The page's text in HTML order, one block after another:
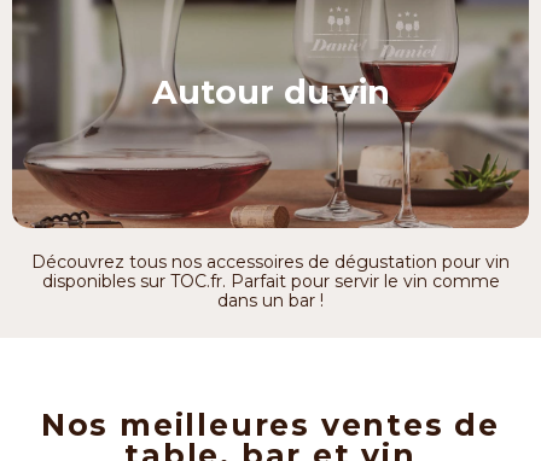
Autour du vin
Découvrez tous nos accessoires de dégustation pour vin
disponibles sur TOC.fr. Parfait pour servir le vin comme
dans un bar !
Nos meilleures ventes de